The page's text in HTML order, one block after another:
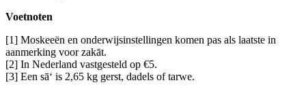
Voetnoten
[1] Moskeeën en onderwijsinstellingen komen pas als laatste in
aanmerking voor zakāt.
[2] In Nederland vastgesteld op €5.
[3] Een sā‘ is 2,65 kg gerst, dadels of tarwe.